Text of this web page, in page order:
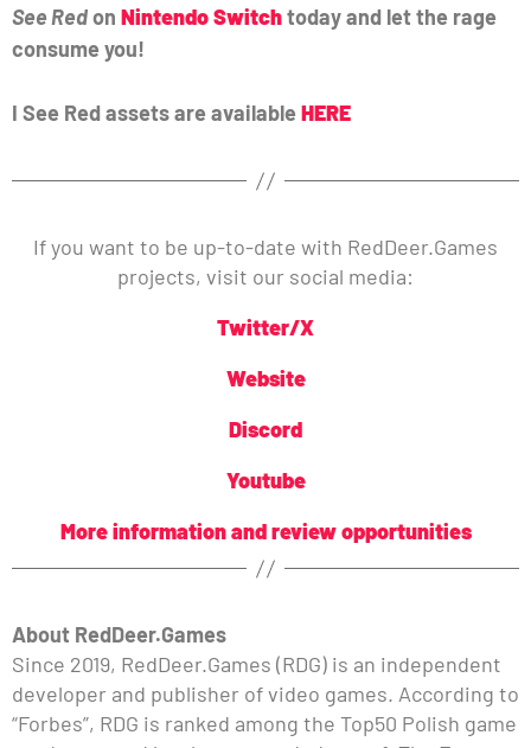
See Redon Nintendo Switchtoday and let the rage
consume you!
I See Red assets are available HERE
If you want to be up-to-date with RedDeer.Games
projects, visit our social media:
Twitter/X
Website
Discord
Youtube
More information and review opportunities
About RedDeer.Games
Since 2019, RedDeer.Games (RDG) is an independent
developer and publisher of video games. According to
“Forbes”, RDG is ranked among the Top50 Polish game